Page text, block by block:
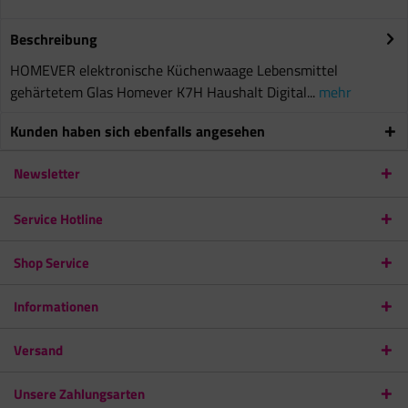
Beschreibung
HOMEVER elektronische Küchenwaage Lebensmittel
gehärtetem Glas Homever K7H Haushalt Digital... mehr
Kunden haben sich ebenfalls angesehen
Newsletter
Service Hotline
Shop Service
Informationen
Versand
Unsere Zahlungsarten